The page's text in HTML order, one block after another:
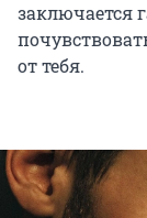
заключается
от тебя.